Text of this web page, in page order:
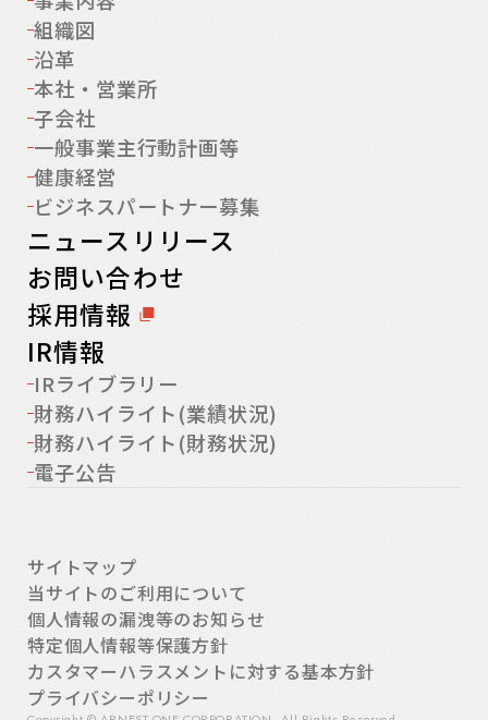
組織図
沿革
本社・営業所
子会社
一般事業主行動計画等
健康経営
ビジネスパートナー募集
ニュースリリース
お問い合わせ
採用情報
IR情報
IRライブラリー
財務ハイライト(業績状況)
財務ハイライト(財務状況)
電子公告
サイトマップ
当サイトのご利用について
個人情報の漏洩等のお知らせ
特定個人情報等保護方針
カスタマーハラスメントに対する基本方針
プライバシーポリシー